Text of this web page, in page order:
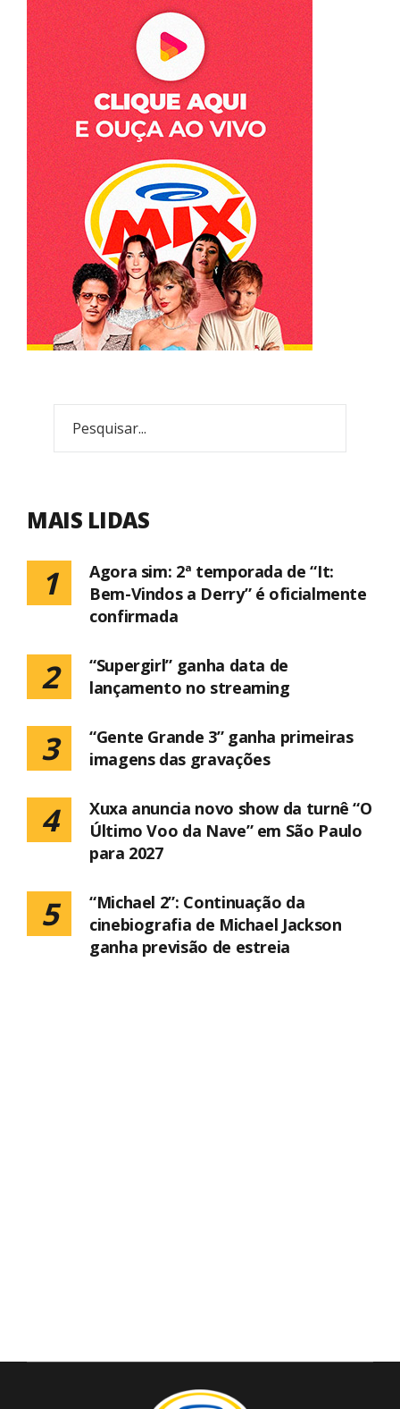
MAIS LIDAS
1
Agora sim: 2ª temporada de “It:
Bem-Vindos a Derry” é oficialmente
confirmada
2
“Supergirl” ganha data de
lançamento no streaming
3
“Gente Grande 3” ganha primeiras
imagens das gravações
4
Xuxa anuncia novo show da turnê “O
Último Voo da Nave” em São Paulo
para 2027
5
“Michael 2”: Continuação da
cinebiografia de Michael Jackson
ganha previsão de estreia